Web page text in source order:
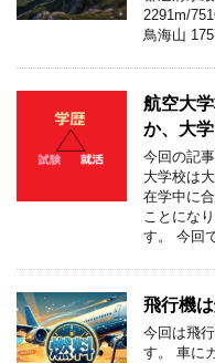
2291m/
鳥海山
航空大
か、大
今回の記
大学校は
在学中に
ことにな
す。 今回
飛行機
今回は飛
す。 車に